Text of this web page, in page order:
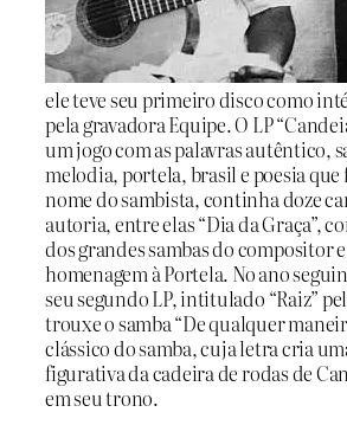
ele teve seu primeiro disco como
pela gravadora Equipe. O LP
um jogo com as palavras autêntico,
melodia, portela, brasil e poesia que
nome do sambista, continha doze
autoria, entre elas “Dia da Graça”,
dos grandes sambas do compositor
homenagem à Portela. No ano
seu segundo LP, intitulado “Raiz”
trouxe o samba “De qualquer
clássico do samba, cuja letra cria
figurativa da cadeira de rodas de
em seu trono.